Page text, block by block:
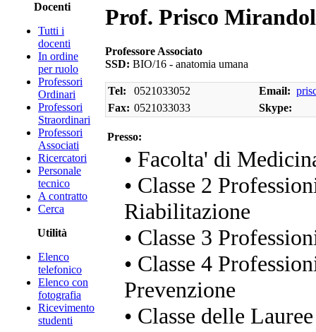
Docenti
Tutti i
docenti
In ordine
per ruolo
Professori
Ordinari
Professori
Straordinari
Professori
Associati
Ricercatori
Personale
tecnico
A contratto
Cerca
Utilità
Elenco
telefonico
Elenco con
fotografia
Ricevimento
studenti
Prof. Prisco
Professore Associato
SSD: BIO/16 - anatomia umana
Tel: 0521033052 Email:
Fax: 0521033033 Skype:
Presso:
• Facolta' di
• Classe 2
Riabilitazione
• Classe 3
• Classe 4
Prevenzione
• Classe delle